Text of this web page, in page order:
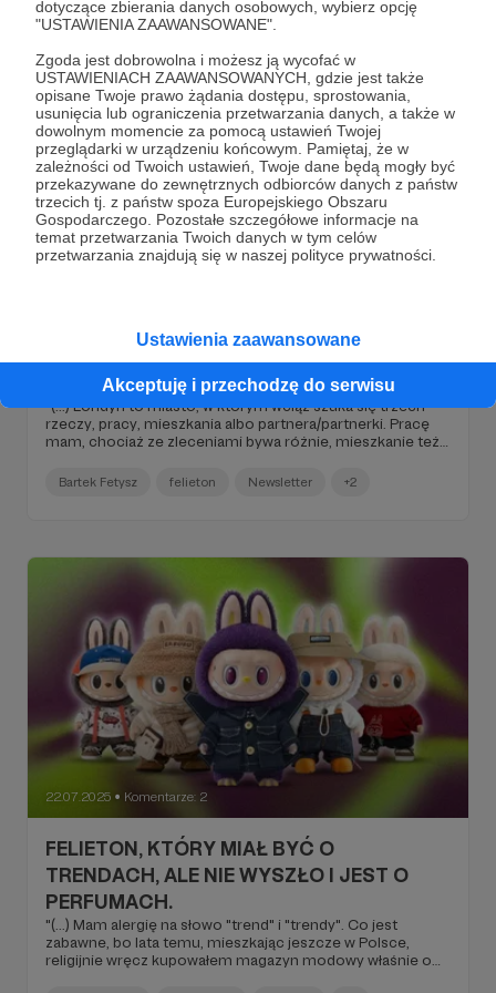
dotyczące zbierania danych osobowych, wybierz opcję
"USTAWIENIA ZAAWANSOWANE".
Zgoda jest dobrowolna i możesz ją wycofać w
USTAWIENIACH ZAAWANSOWANYCH, gdzie jest także
opisane Twoje prawo żądania dostępu, sprostowania,
usunięcia lub ograniczenia przetwarzania danych, a także w
dowolnym momencie za pomocą ustawień Twojej
przeglądarki w urządzeniu końcowym. Pamiętaj, że w
zależności od Twoich ustawień, Twoje dane będą mogły być
przekazywane do zewnętrznych odbiorców danych z państw
trzecich tj. z państw spoza Europejskiego Obszaru
Gospodarczego. Pozostałe szczegółowe informacje na
temat przetwarzania Twoich danych w tym celów
przetwarzania znajdują się w naszej polityce prywatności.
Ustawienia zaawansowane
Akceptuję i przechodzę do serwisu
marnieć za życia. Chcę za życia żyć. Postanowiłem zatem
zmienić swoją ofertę i progi (...)".
Bartek Fetysz Newsletter felieton
Brak komentarzy
NIEWOLNIK.
"(...) Londyn to miasto, w którym wciąż szuka się trzech
rzeczy, pracy, mieszkania albo partnera/partnerki. Pracę
mam, chociaż ze zleceniami bywa różnie, mieszkanie też
nadzieja mnie na to opuściła zupełnie i uprawiam miłość
do siebie samego. A przynajmniej się staram. Trudna to
sobą "za zimno". Lato temu nie służy, bo to czas, w którym
łóżkiem na amen. Obudził we wrześniu (...)".
Bartek Fetysz felieton Newsletter +2
22.07.2025 ● Komentarze: 2
FELIETON, KTÓRY MIAŁ BYĆ O
TRENDACH, ALE NIE WYSZŁO I JEST O
PERFUMACH.
"(...) Mam alergię na słowo "trend" i "trendy". Co jest
zabawne, bo lata temu, mieszkając jeszcze w Polsce,
religijnie wręcz kupowałem magazyn modowy właśnie o